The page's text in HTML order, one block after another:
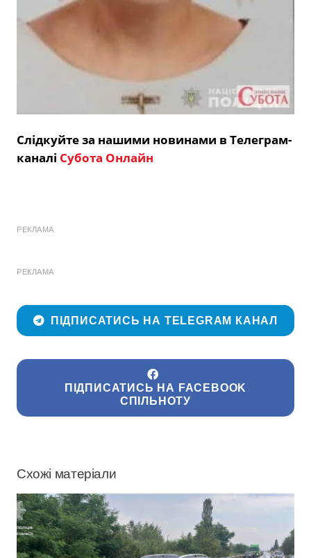
Слідкуйте за нашими новинами в Телеграм-
каналі Субота Онлайн
РЕКЛАМА
РЕКЛАМА
ПІДПИСАТИСЬ НА TELEGRAM КАНАЛ
ПІДПИСАТИСЬ НА FACEBOOK
СПІЛЬНОТУ
Схожі матеріали